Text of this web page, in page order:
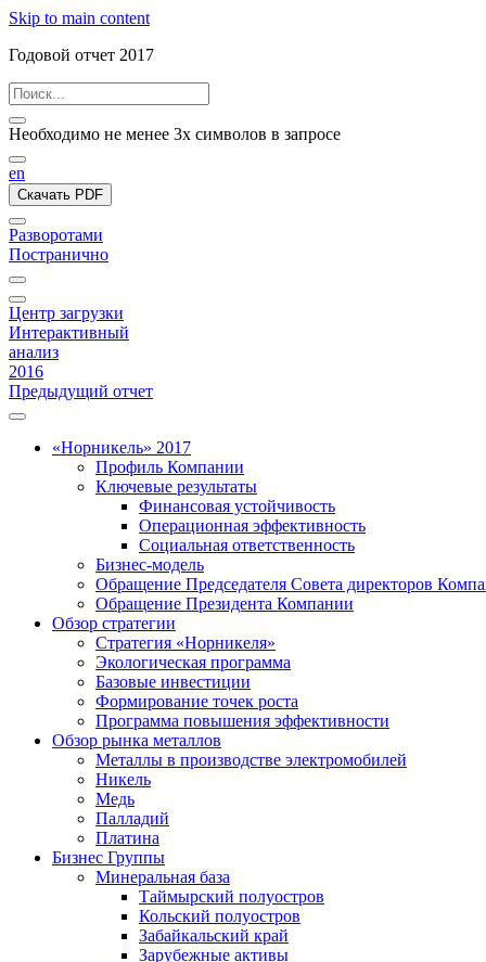
Skip to main content
Годовой отчет 2017
Необходимо не менее 3х символов в запросе
en
Скачать PDF
Разворотами
Постранично
Центр загрузки
Интерактивный
анализ
2016
Предыдущий отчет
«Норникель» 2017
Профиль Компании
Ключевые результаты
Финансовая устойчивость
Операционная эффективность
Социальная ответственность
Бизнес-модель
Обращение Председателя Совета директоров
Обращение Президента Компании
Обзор стратегии
Стратегия «Норникеля»
Экологическая программа
Базовые инвестиции
Формирование точек роста
Программа повышения эффективности
Обзор рынка металлов
Металлы в производстве электромобилей
Никель
Медь
Палладий
Платина
Бизнес Группы
Минеральная база
Таймырский полуостров
Кольский полуостров
Забайкальский край
Зарубежные активы